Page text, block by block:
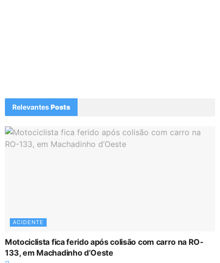
RelevantesPosts
ACIDENTE
Motociclista fica ferido após colisão com carro na RO-
133, em Machadinho d’Oeste